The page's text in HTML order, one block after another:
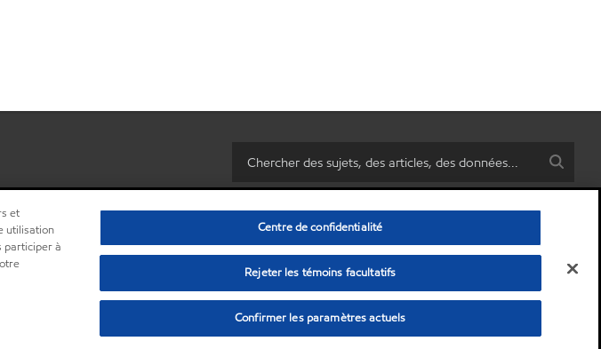
vendre ou partager mes informations personnelles) • Politique de confidentialité
© Copyright 2003-2026Exxon Mobil Corporation. Tous les droits sont réservés.
et
utilisation
participer à
Centre de confidentialité
Rejeter les témoins facultatifs
Confirmer les paramètres actuels